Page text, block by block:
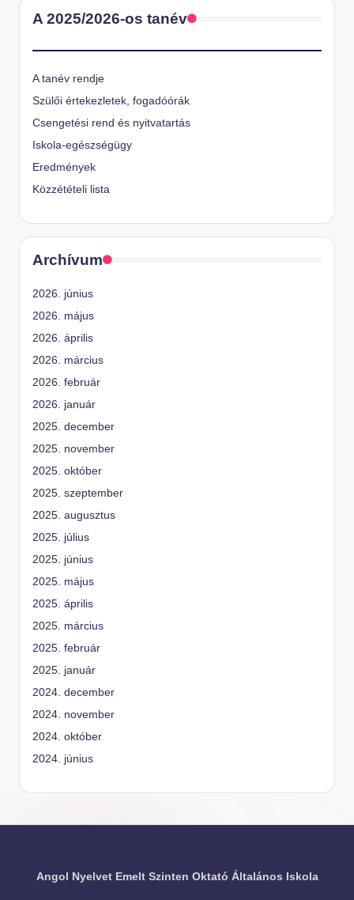
A 2025/2026-os tanév
A tanév rendje
Szülői értekezletek, fogadóórák
Csengetési rend és nyitvatartás
Iskola-egészségügy
Eredmények
Közzétételi lista
Archívum
2026. június
2026. május
2026. április
2026. március
2026. február
2026. január
2025. december
2025. november
2025. október
2025. szeptember
2025. augusztus
2025. július
2025. június
2025. május
2025. április
2025. március
2025. február
2025. január
2024. december
2024. november
2024. október
2024. június
Angol Nyelvet Emelt Szinten Oktató Általános Iskola